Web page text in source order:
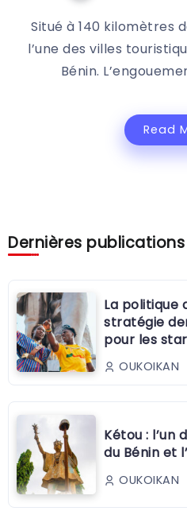
Situé à 140 kilomètres
l’une des villes
Bénin.
Read
Dernières publications
La politique
stratégie
pour les
OUKOIKAN
Kétou : l’un
du Bénin et
OUKOIKAN